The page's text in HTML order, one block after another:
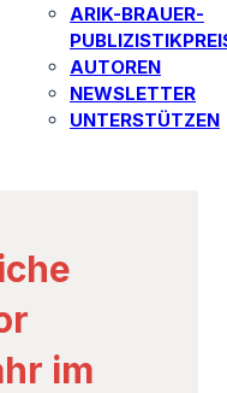
ARIK-BRAUER-
AUTOREN​
NEWSLETTER
UNTERSTÜTZEN
im